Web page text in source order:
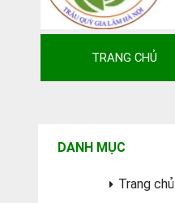
TRANG CHỦ
DANH MỤC
Trang chủ